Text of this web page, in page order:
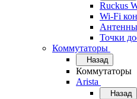
Ruckus
Wi-Fi
Антенны
Точки
Коммутаторы
Назад
Коммутаторы
Arista
Назад